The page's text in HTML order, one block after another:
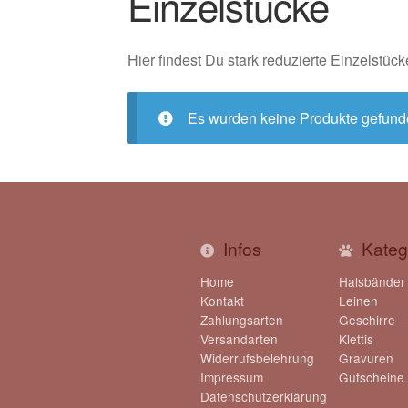
Hier findest Du stark reduzierte
Es wurden keine Produkte
Infos
Home
Kontakt
Zahlungsarten
Versandarten
Widerrufsbelehrung
Impressum
Datenschutzerklärung
Halsbänder
Leinen
Geschirre
Klettis
Gravuren
Gutscheine